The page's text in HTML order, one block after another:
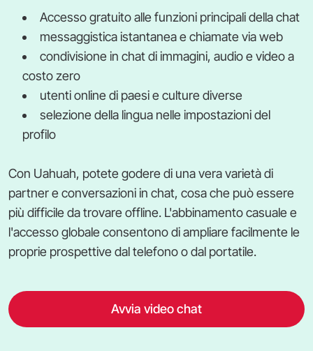
Accesso gratuito alle funzioni principali della chat
messaggistica istantanea e chiamate via web
condivisione in chat di immagini, audio e video a
costo zero
utenti online di paesi e culture diverse
selezione della lingua nelle impostazioni del
profilo
Con Uahuah, potete godere di una vera varietà di
partner e conversazioni in chat, cosa che può essere
più difficile da trovare offline. L'abbinamento casuale e
l'accesso globale consentono di ampliare facilmente le
proprie prospettive dal telefono o dal portatile.
Avvia video chat